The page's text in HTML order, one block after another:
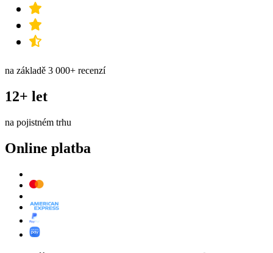
na základě 3 000+ recenzí
12+ let
na pojistném trhu
Online platba